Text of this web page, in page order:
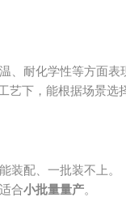
、耐化学性等方面表
下，能根据场景选
装配、一批装不上。
合小批量量产。